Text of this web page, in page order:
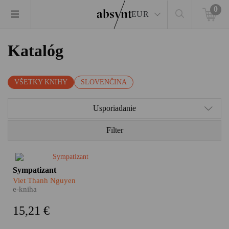
EUR
0
Katalóg
VŠETKY KNIHY SLOVENČINA
Usporiadanie
Filter
Jeden je agent vietnamských
komunistov, druhý slúži
juhovietnamskému
demokratickému režimu. Sú
Rozštiepená osobnosť i
Sympatizant
Viet Thanh Nguyen
e-kniha
15,21 €